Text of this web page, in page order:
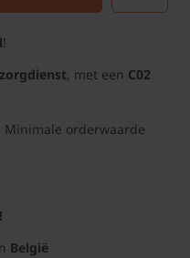
!
, met een C02
Minimale orderwaarde
België